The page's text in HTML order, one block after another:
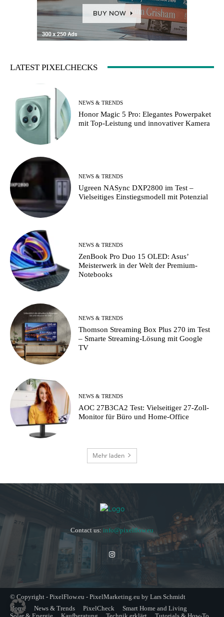
LATEST PIXELCHECKS
NEWS & TRENDS
Honor Magic 5 Pro: Elegantes Powerpaket
mit Top-Leistung und innovativer Kamera
NEWS & TRENDS
Ugreen NASync DXP2800 im Test –
Vielseitiges Einstiegsmodell mit Potenzial
NEWS & TRENDS
ZenBook Pro Duo 15 OLED: Asus’
Meisterwerk in der Welt der Premium-
Notebooks
NEWS & TRENDS
Thomson Streaming Box Plus 270 im Test
– Smarte Streaming-Lösung mit Google
TV
NEWS & TRENDS
AOC 27B3CA2 Test: Vielseitiger 27-Zoll-
Monitor für Büro und Home-Office
Mehr laden
Contact us: info@pixelflow.eu
© Copyright - PixelFlow.eu - PixelMarketing.eu by Lars Schmidt
Home
News & Trends PixelCheck
Smart Home and Living